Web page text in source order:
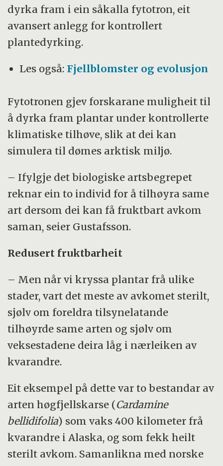
dyrka fram i ein såkalla fytotron, eit
avansert anlegg for kontrollert
plantedyrking.
Les også:Fjellblomster og evolusjon
Fytotronen gjev forskarane muligheit til
å dyrka fram plantar under kontrollerte
klimatiske tilhøve, slik at dei kan
simulera til dømes arktisk miljø.
– Ifylgje det biologiske artsbegrepet
reknar ein to individ for å tilhøyra same
art dersom dei kan få fruktbart avkom
saman, seier Gustafsson.
Redusert fruktbarheit
– Men når vi kryssa plantar frå ulike
stader, vart det meste av avkomet sterilt,
sjølv om foreldra tilsynelatande
tilhøyrde same arten og sjølv om
veksestadene deira låg i nærleiken av
kvarandre.
Eit eksempel på dette var to bestandar av
arten høgfjellskarse (Cardamine
bellidifolia) som vaks 400 kilometer frå
kvarandre i Alaska, og som fekk heilt
sterilt avkom. Samanlikna med norske